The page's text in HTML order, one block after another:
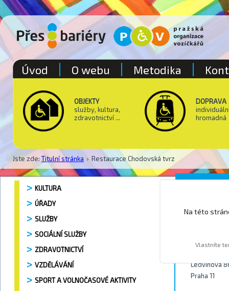
OBJEKTY
služby, kultura,
zdravotnictví ...
DOPRAVA
hromadná
Jste zde: Titulní stránka Restaurace Chodovská tvrz
Úvod O webu Metodika
KULTURA
ÚŘADY
SLUŽBY
SOCIÁLNÍ SLUŽBY
ZDRAVOTNICTVÍ
VZDĚLÁVÁNÍ
SPORT A VOLNOČASOVÉ AKTIVITY
Ledvinova
Praha 11
Na této
Vlastníte